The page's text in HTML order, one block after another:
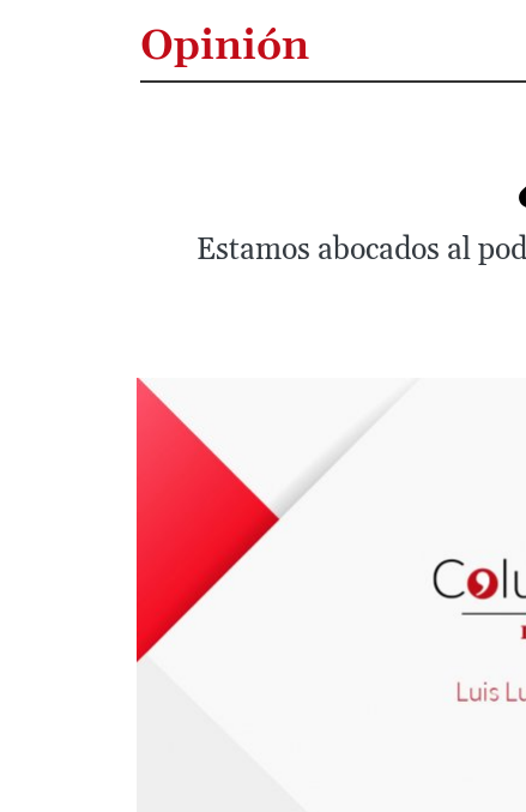
Opinión
Estamos abocados al